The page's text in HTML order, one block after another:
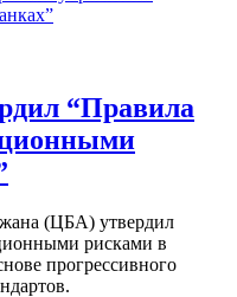
“Правила
(ЦБА) утвердил
рисками в
прогрессивного